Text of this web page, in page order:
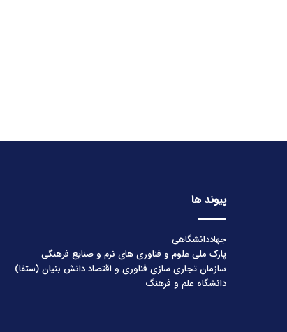
پیوند ها
جهاددانشگاهی
پارک ملی علوم و فناوری های نرم و صنایع فرهنگی
سازمان تجاری سازی فناوری و اقتصاد دانش بنیان (ستفا)
دانشگاه علم و فرهنگ